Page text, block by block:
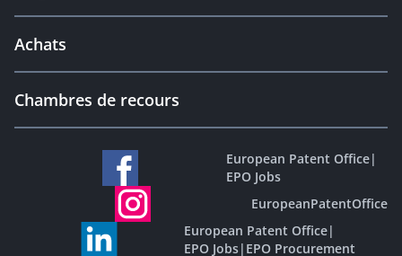
Achats
Chambres de recours
European Patent Office|
EPO Jobs
EuropeanPatentOffice
European Patent Office|
EPO Jobs| EPO Procurement